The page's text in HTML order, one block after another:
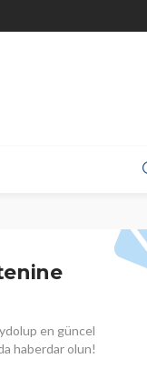
en güncel
haberdar olun!